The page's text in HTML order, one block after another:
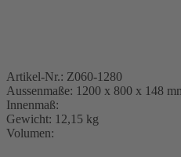
Artikel-Nr.: Z060-1280
Aussenmaße: 1200 x 800 x 148
Innenmaß:
Gewicht: 12,15 kg
Volumen: